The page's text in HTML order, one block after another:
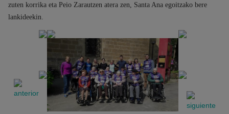
zuten korrika eta Peio Zarautzen atera zen, Santa Ana egoitzako bere
lankideekin.